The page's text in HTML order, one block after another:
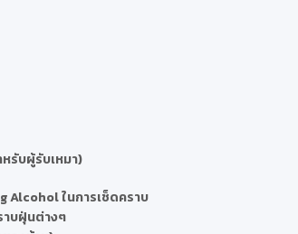
รับผู้รับเหมา)
Alcohol ในการเช็ดคราบ
าบฝุ่นต่างๆ